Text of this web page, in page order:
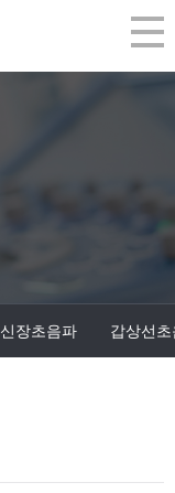
신장초음파 갑상선